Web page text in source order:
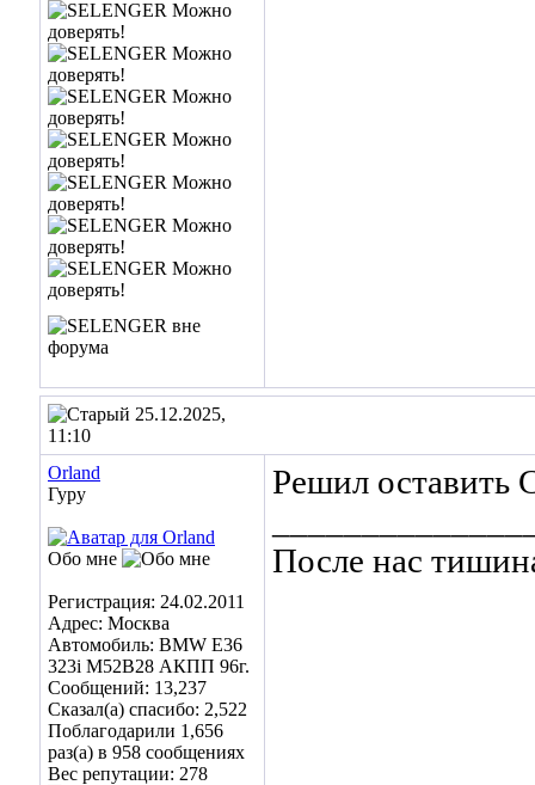
25.12.2025,
11:10
Orland
Гуру
Обо мне
Регистрация: 24.02.2011
Адрес: Москва
Автомобиль: BMW E36
323i M52B28 АКПП 96г.
Сообщений: 13,237
Сказал(а) спасибо: 2,522
Поблагодарили 1,656
раз(а) в 958 сообщениях
Вес репутации: 278
Решил оставить
После нас